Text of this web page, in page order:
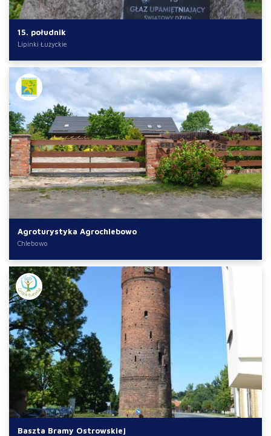
15. południk
Lipinki Łużyckie
Agroturystyka Agrochlebowo
Chlebowo
Baszta Bramy Ostrowskiej